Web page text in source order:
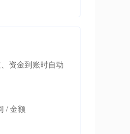
资金到账时自动
/ 金额